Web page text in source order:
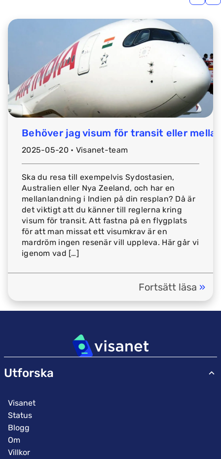
Behöver jag visum för transit eller
2025-05-20 • Visanet-team
Ska du resa till exempelvis Sydostasien,
Australien eller Nya Zeeland, och har en
mellanlandning i Indien på din resplan? Då är
det viktigt att du känner till reglerna kring
visum för transit. Att fastna på en flygplats
för att man missat ett visumkrav är en
mardröm ingen resenär vill uppleva. Här går vi
igenom vad […]
Fortsätt läsa »
Utforska
Visanet
Status
Blogg
Om
Villkor